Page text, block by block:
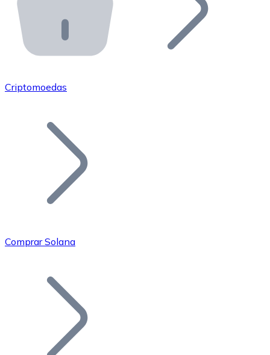
API Bitnovo
Integre nossa API no seu ecossistema.
Junte-se à nossa rede de revendedores e comercialize
Adicione o token do seu projeto ao nosso serviço de
Bitcoin
Criptomoedas
Comprar Solana